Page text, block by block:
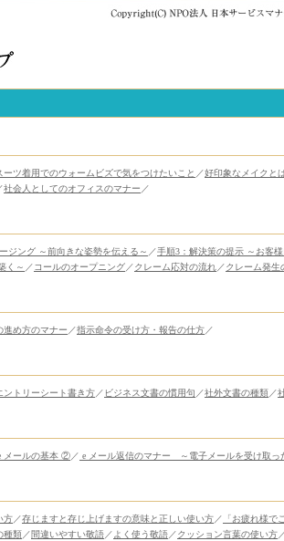
ーツ着用でのウォームビズで気をつけたいこと ／好印象なメイクと
社会人としてのオフィスのマナー ／
ジング ～前向きな姿勢を伝える～ ／手順3：解決策の提示 ～お客
く～ ／コールのオープニング ／クレーム応対の流れ ／クレーム発生
進め方のマナー ／指示命令の受け方・報告の仕方 ／
ントリーシート書き方 ／ ビジネス文書の慣用句 ／社外文書の種類 ／
メールの基本 ② ／ e メール返信のマナー ～電子メールを受け取っ
方 ／存じますと存じ上げますの意味と正しい使い方 ／ 「お疲れ様で
種類 ／間違いやすい敬語 ／ よく使う敬語 ／クッション言葉の使い方